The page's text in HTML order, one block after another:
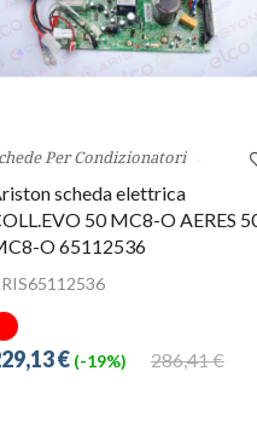
Per Condizionatori
scheda elettrica
50 MC8-O AERES
O 65112536
286,41 €
€ (-19%)